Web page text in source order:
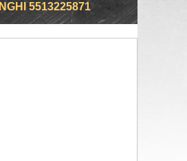
5513225871